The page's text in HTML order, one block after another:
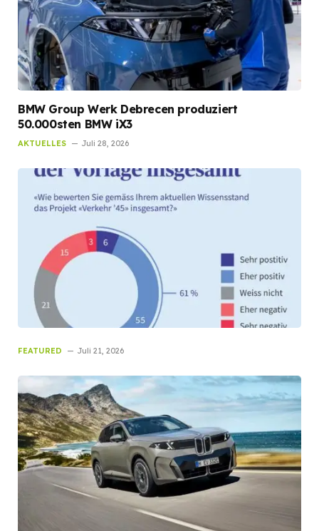
BMW Group Werk Debrecen produziert
50.000sten BMW iX3
AKTUELLES Juli 28, 2026
FEATURED Juli 21, 2026